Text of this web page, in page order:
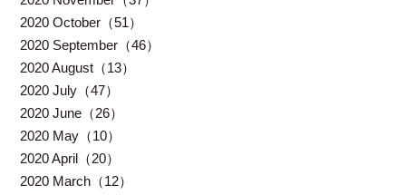
2020 October（51）
2020 September（46）
2020 August（13）
2020 July（47）
2020 June（26）
2020 May（10）
2020 April（20）
2020 March（12）